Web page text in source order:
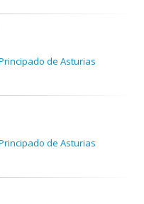
de Asturias
de Asturias